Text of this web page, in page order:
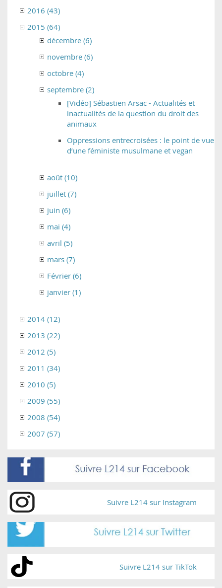
2016 (43)
2015 (64)
décembre (6)
novembre (6)
octobre (4)
septembre (2)
[Vidéo] Sébastien Arsac - Actualités et
inactualités de la question du droit des
animaux
Oppressions entrecroisées : le point de vue
d’une féministe musulmane et vegan
août (10)
juillet (7)
juin (6)
mai (4)
avril (5)
mars (7)
Février (6)
janvier (1)
2014 (12)
2013 (22)
2012 (5)
2011 (34)
2010 (5)
2009 (55)
2008 (54)
2007 (57)
Suivre L214 sur Instagram
Suivre L214 sur TikTok